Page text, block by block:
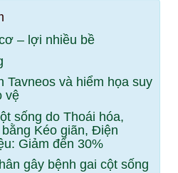
– lợi nhiều bề
Tavneos và hiểm họa suy
vệ
sống do Thoái hóa,
Kéo giãn, Điện
Giảm đến 30%
gây bệnh gai cột sống